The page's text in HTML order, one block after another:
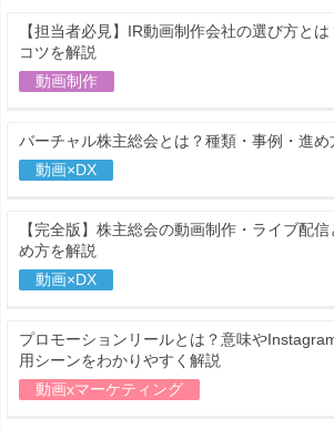
【担当者必見】IR動画制作会社の選び方と
コツを解説
動画制作
バーチャル株主総会とは？種類・事例・進め
動画×DX
【完全版】株主総会の動画制作・ライブ配
め方を解説
動画×DX
プロモーションリールとは？意味や
用シーンをわかりやすく解説
動画xマーケティング